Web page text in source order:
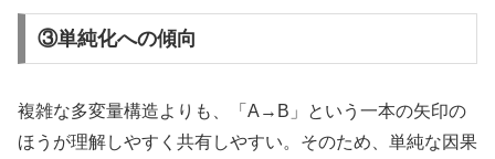
③単純化への傾向
複雑な多変量構造よりも、「A→B」という一本の矢印の
ほうが理解しやすく共有しやすい。そのため、単純な因果